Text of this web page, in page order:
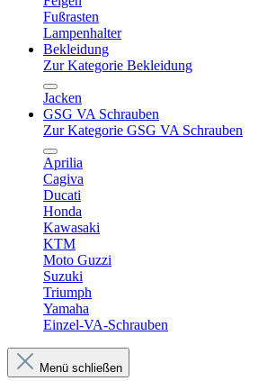
Fußrasten
Lampenhalter
Bekleidung
Zur Kategorie Bekleidung
Jacken
GSG VA Schrauben
Zur Kategorie GSG VA Schrauben
Aprilia
Cagiva
Ducati
Honda
Kawasaki
KTM
Moto Guzzi
Suzuki
Triumph
Yamaha
Einzel-VA-Schrauben
Menü schließen